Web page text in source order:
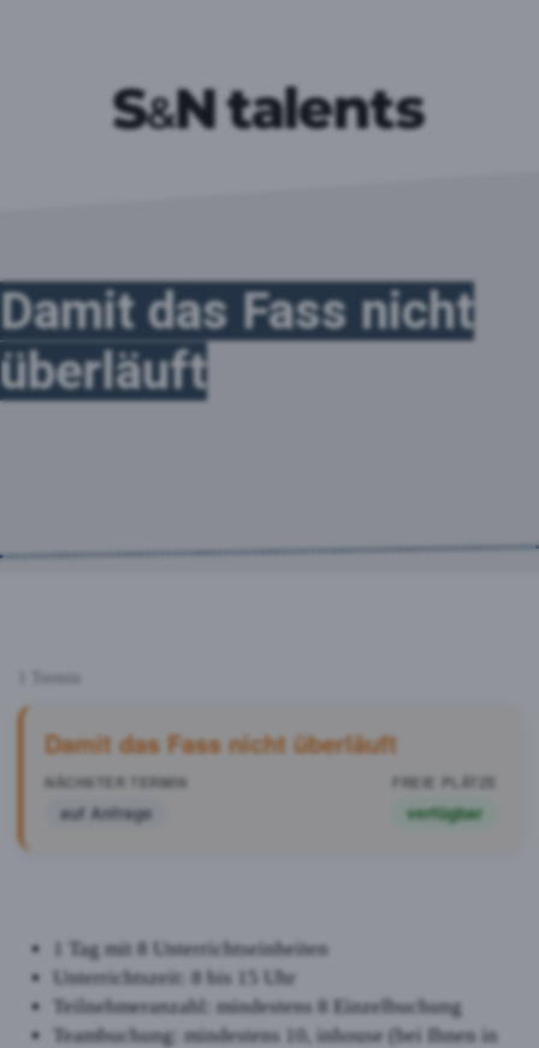
Damit das Fass nicht
überläuft
1 Termin
Damit das Fass nicht überläuft
auf Anfrage verfügbar
1 Tag mit 8 Unterrichtseinheiten
Unterrichtszeit: 8 bis 15 Uhr
Teilnehmeranzahl: mindestens 8 Einzelbuchung
Teambuchung: mindestens 10, inhouse (bei Ihnen in